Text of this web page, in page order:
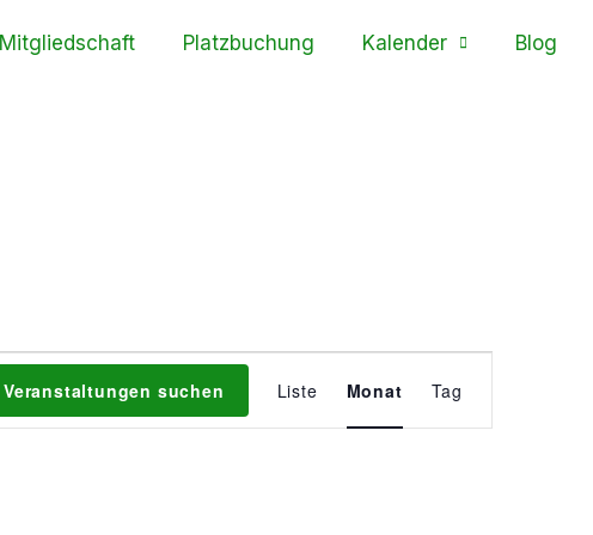
Mitgliedschaft Platzbuchung Kalender Blog
Veranstaltungen suchen
Ansichten-
Navigation
Liste Monat Tag